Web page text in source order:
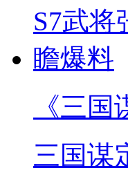
《三
三国谋